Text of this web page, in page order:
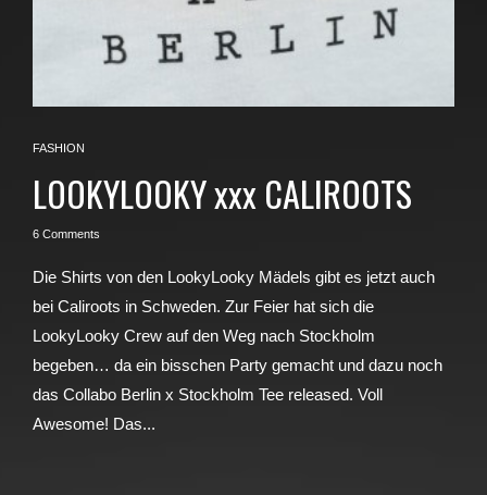
FASHION
LOOKYLOOKY xxx CALIROOTS
6 Comments
Die Shirts von den LookyLooky Mädels gibt es jetzt auch
bei Caliroots in Schweden. Zur Feier hat sich die
LookyLooky Crew auf den Weg nach Stockholm
begeben… da ein bisschen Party gemacht und dazu noch
das Collabo Berlin x Stockholm Tee released. Voll
Awesome! Das...